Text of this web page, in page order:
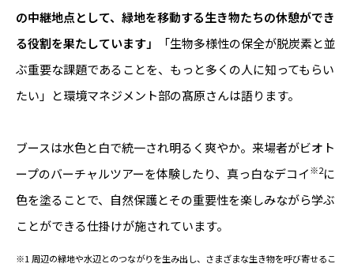
の中継地点として、緑地を移動する生き物たちの休憩ができ
る役割を果たしています」
「生物多様性の保全が脱炭素と並
ぶ重要な課題であることを、もっと多くの人に知ってもらい
たい」と環境マネジメント部の髙原さんは語ります。
ブースは水色と白で統一され明るく爽やか。来場者がビオト
ープのバーチャルツアーを体験したり、真っ白なデコイ※2に
色を塗ることで、自然保護とその重要性を楽しみながら学ぶ
ことができる仕掛けが施されています。
※1 周辺の緑地や水辺とのつながりを生み出し、さまざまな生き物を呼び寄せるこ